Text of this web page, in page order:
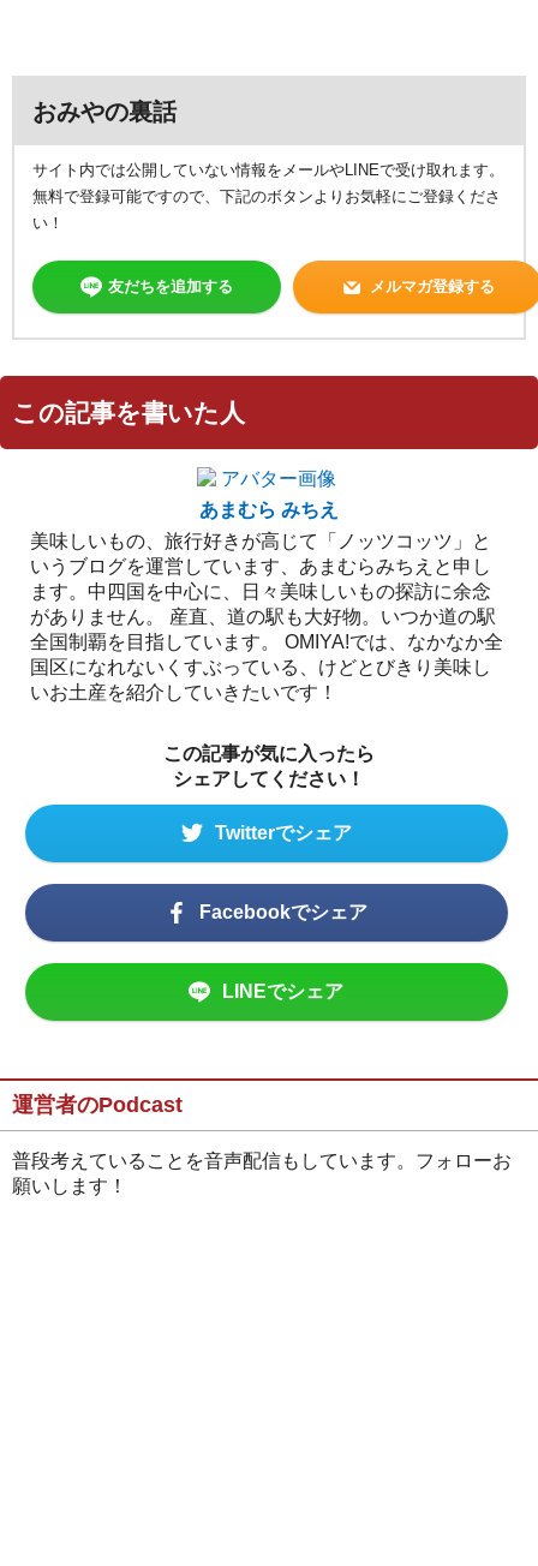
おみやの裏話
サイト内では公開していない情報をメールやLINEで受け取れます。
無料で登録可能ですので、下記のボタンよりお気軽にご登録くださ
い！
友だちを追加する メルマガ登録する
この記事を書いた人
あまむら みちえ
美味しいもの、旅行好きが高じて「ノッツコッツ」と
いうブログを運営しています、あまむらみちえと申し
ます。中四国を中心に、日々美味しいもの探訪に余念
がありません。 産直、道の駅も大好物。いつか道の駅
全国制覇を目指しています。 OMIYA!では、なかなか全
国区になれないくすぶっている、けどとびきり美味し
いお土産を紹介していきたいです！
この記事が気に入ったら
シェアしてください！
Twitterでシェア
Facebookでシェア
LINEでシェア
運営者のPodcast
普段考えていることを音声配信もしています。フォローお
願いします！